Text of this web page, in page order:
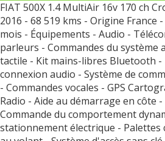
FIAT 500X 1.4 MultiAir 16v 170 ch
2016 - 68 519 kms - Origine France
mois - Équipements - Audio -
parleurs - Commandes du système
tactile - Kit mains-libres Bluetooth -
connexion audio - Système de
- Commandes vocales - GPS
Radio - Aide au démarrage en côte
Commande du comportement
stationnement électrique - Palettes